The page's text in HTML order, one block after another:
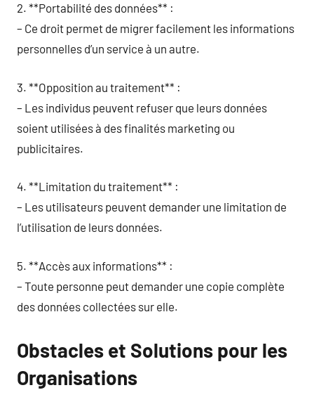
2. **Portabilité des données** :
– Ce droit permet de migrer facilement les informations
personnelles d’un service à un autre.
3. **Opposition au traitement** :
– Les individus peuvent refuser que leurs données
soient utilisées à des finalités marketing ou
publicitaires.
4. **Limitation du traitement** :
– Les utilisateurs peuvent demander une limitation de
l’utilisation de leurs données.
5. **Accès aux informations** :
– Toute personne peut demander une copie complète
des données collectées sur elle.
Obstacles et Solutions pour les
Organisations